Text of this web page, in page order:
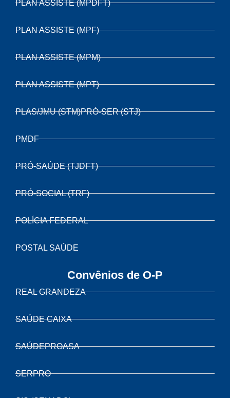
PLAN ASSISTE (MPDFT)
PLAN ASSISTE (MPF)
PLAN ASSISTE (MPM)
PLAN ASSISTE (MPT)
PLAS/JMU (STM)PRÓ-SER (STJ)
PMDF
PRÓ-SAÚDE (TJDFT)
PRÓ-SOCIAL (TRF)
POLÍCIA FEDERAL
POSTAL SAÚDE
Convênios de O-P
REAL GRANDEZA
SAÚDE CAIXA
SAÚDEPROASA
SERPRO